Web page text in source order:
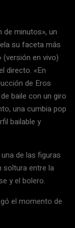
de minutos», un
su faceta más
(versión en vivo)
directo. «En
de Eros
baile con un giro
una cumbia pop
bailable y
de las figuras
soltura entre la
y el bolero.
el momento de